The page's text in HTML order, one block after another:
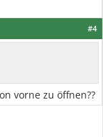
#4
vorne zu öffnen??